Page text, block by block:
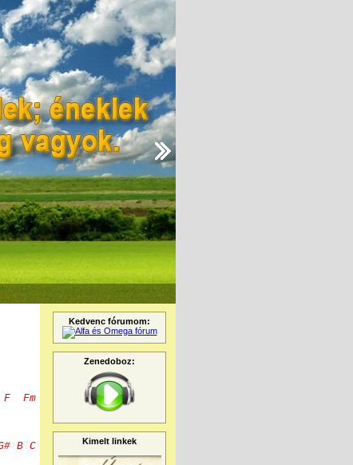
B C
Kedvenc fórumom:
Zenedoboz:
Kimelt linkek